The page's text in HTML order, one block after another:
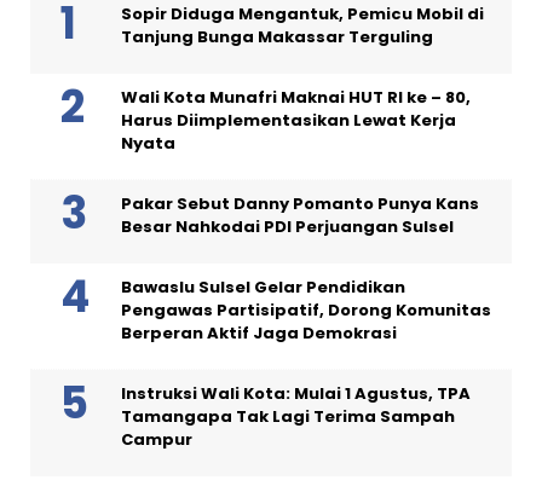
Sopir Diduga Mengantuk, Pemicu Mobil di
Tanjung Bunga Makassar Terguling
Wali Kota Munafri Maknai HUT RI ke – 80,
Harus Diimplementasikan Lewat Kerja
Nyata
Pakar Sebut Danny Pomanto Punya Kans
Besar Nahkodai PDI Perjuangan Sulsel
Bawaslu Sulsel Gelar Pendidikan
Pengawas Partisipatif, Dorong Komunitas
Berperan Aktif Jaga Demokrasi
Instruksi Wali Kota: Mulai 1 Agustus, TPA
Tamangapa Tak Lagi Terima Sampah
Campur